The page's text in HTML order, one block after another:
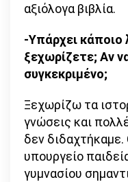
αξιόλογα βιβλία.
-Υπάρχει κάποιο
ξεχωρίζετε; Αν
συγκεκριμένο;
Ξεχωρίζω τα
γνώσεις και
δεν
υπουργείο
γυμνασίου